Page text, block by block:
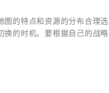
图的特点和资源的分布合理选
换的时机。要根据自己的战略